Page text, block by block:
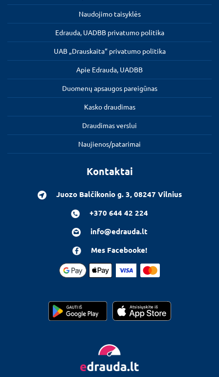
Naudojimo taisyklės
Edrauda, UADBB privatumo politika
UAB „Drauskaita“ privatumo politika
Apie Edrauda, UADBB
Duomenų apsaugos pareigūnas
Kasko draudimas
Draudimas verslui
Naujienos/patarimai
Kontaktai
Juozo Balčikonio g. 3, 08247 Vilnius
+370 644 42 224
info@edrauda.lt
Mes Facebooke!